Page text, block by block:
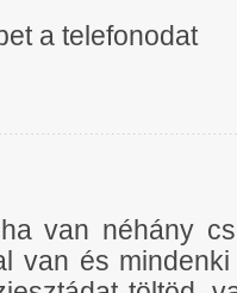
a telefonodat
van néhány
van és